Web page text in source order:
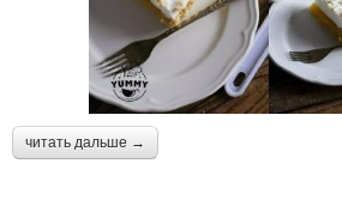
читать дальше →